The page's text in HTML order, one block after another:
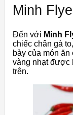
Minh
Đến với Minh
chiếc chân gà
bày của món
vàng nhạt được
trên.